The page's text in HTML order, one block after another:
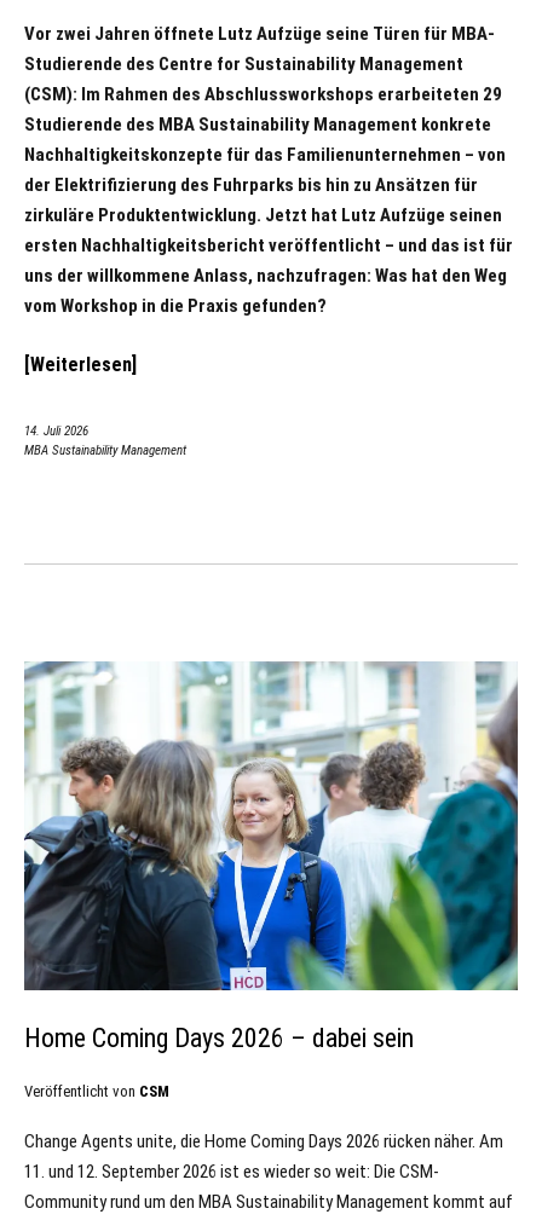
Vor zwei Jahren öffnete Lutz Aufzüge seine Türen für MBA-
Studierende des Centre for Sustainability Management
(CSM): Im Rahmen des Abschlussworkshops erarbeiteten 29
Studierende des MBA Sustainability Management konkrete
Nachhaltigkeitskonzepte für das Familienunternehmen – von
der Elektrifizierung des Fuhrparks bis hin zu Ansätzen für
zirkuläre Produktentwicklung. Jetzt hat Lutz Aufzüge seinen
ersten Nachhaltigkeitsbericht veröffentlicht – und das ist für
uns der willkommene Anlass, nachzufragen: Was hat den Weg
vom Workshop in die Praxis gefunden?
Weiterlesen
14. Juli 2026
MBA Sustainability Management
Home Coming Days 2026 – dabei sein
Veröffentlicht von CSM
Change Agents unite, die Home Coming Days 2026 rücken näher. Am
11. und 12. September 2026 ist es wieder so weit: Die CSM-
Community rund um den MBA Sustainability Management kommt auf